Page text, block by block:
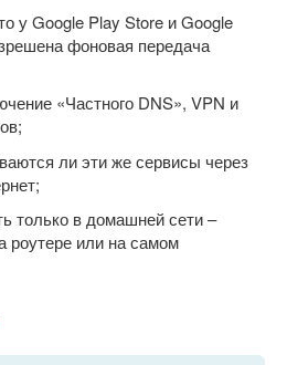
у Google Play Store и Google
фоновая передача
«Частного DNS», VPN и
ли эти же сервисы через
только в домашней сети –
роутере или на самом